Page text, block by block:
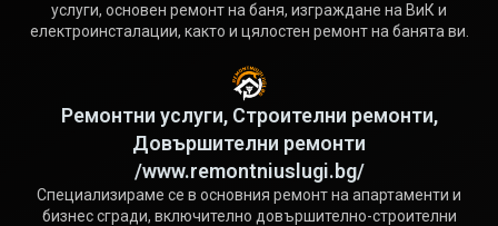
услуги, основен ремонт на баня, изграждане на ВиК и
електроинсталации, както и цялостен ремонт на банята ви.
Ремонтни услуги, Строителни ремонти,
Довършителни ремонти
/www.remontniuslugi.bg/
Специализираме се в основния ремонт на апартаменти и
бизнес сгради, включително довършително-строителни